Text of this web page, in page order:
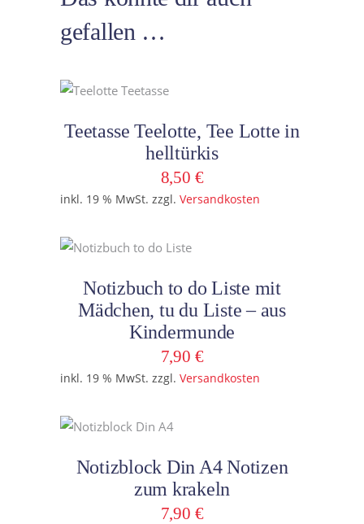
gefallen …
Teetasse Teelotte, Tee Lotte in
helltürkis
8,50 €
inkl. 19 % MwSt. zzgl. Versandkosten
Notizbuch to do Liste mit
Mädchen, tu du Liste – aus
Kindermunde
7,90 €
inkl. 19 % MwSt. zzgl. Versandkosten
Notizblock Din A4 Notizen
zum krakeln
7,90 €